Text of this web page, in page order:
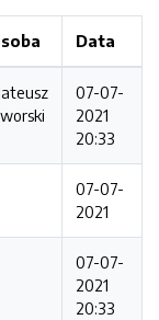
Data
07-07-
2021
20:33
07-07-
2021
07-07-
2021
20:33